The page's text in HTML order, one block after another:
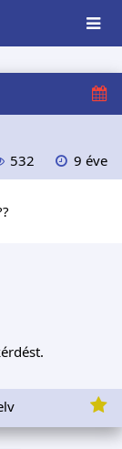
532 9 éve